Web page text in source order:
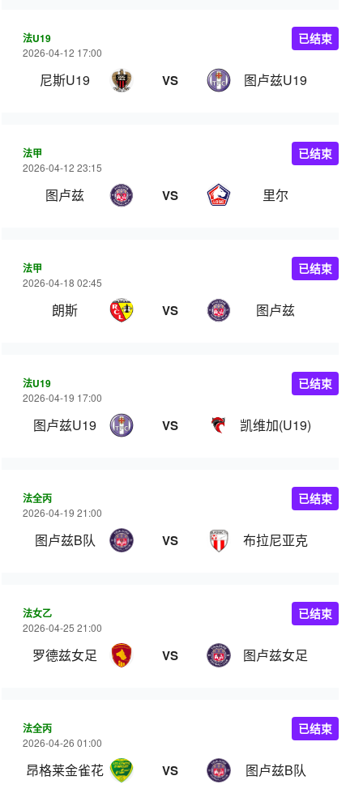
法U19
2026-04-12 17:00
尼斯U19 VS 图卢兹U19
已结束
法甲
2026-04-12 23:15
图卢兹 VS 里尔
已结束
法甲
2026-04-18 02:45
朗斯 VS 图卢兹
已结束
法U19
2026-04-19 17:00
图卢兹U19 VS 凯维加(U19)
已结束
法全丙
2026-04-19 21:00
图卢兹B队 VS 布拉尼亚克
已结束
法女乙
2026-04-25 21:00
罗德兹女足 VS 图卢兹女足
已结束
法全丙
2026-04-26 01:00
昂格莱金雀花 VS 图卢兹B队
已结束